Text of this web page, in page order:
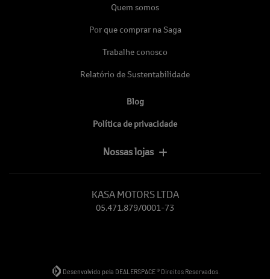
Quem somos
Por que comprar na Saga
Trabalhe conosco
Relatório de Sustentabilidade
Blog
Política de privacidade
Nossas lojas
KASA MOTORS LTDA
05.471.879/0001-73
Desenvolvido pela DEALERSPACE ® Direitos Reservados.